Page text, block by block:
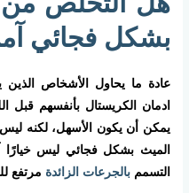
بشكل فجائي
عادة ما يحاول الأشخاص الذين
ادمان الكريستال بأنفسهم قبل
يمكن أن يكون الأسهل، لكنه
الميث بشكل فجائي ليس خيارًا
التسممبالجرعات الزائدة مرتفع